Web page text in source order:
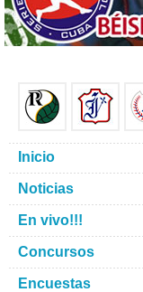
Inicio
Noticias
En vivo!!!
Concursos
Encuestas